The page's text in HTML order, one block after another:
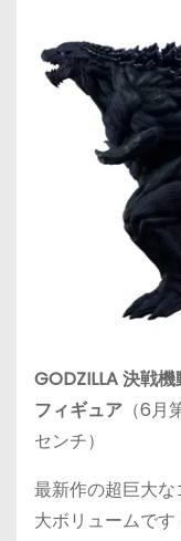
GODZILLA 決戦
フィギュア （6
センチ）
最新作の超巨大
大ボリュームです